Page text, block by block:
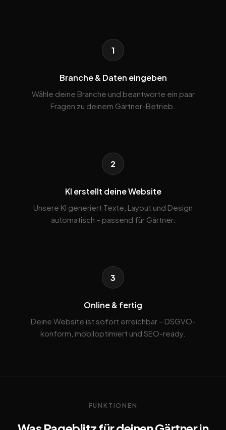
1
Branche & Daten eingeben
Wähle deine Branche und beantworte ein paar
Fragen zu deinem Gärtner-Betrieb.
2
KI erstellt deine Website
Unsere KI generiert Texte, Layout und Design
automatisch – passend für Gärtner.
3
Online & fertig
Deine Website ist sofort erreichbar – DSGVO-
konform, mobiloptimiert und SEO-ready.
FUNKTIONEN